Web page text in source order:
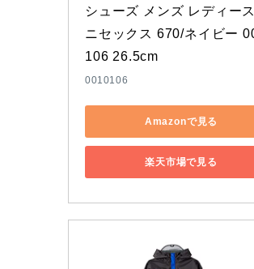
シューズ メンズ レディー
ニセックス 670/ネイビー
106 26.5cm
0010106
Amazonで見る
楽天市場で見る